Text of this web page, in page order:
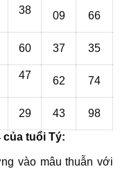
38 09 66
60 37 35
47 62 74
29 43
98
của tuổi Tý:
vào mâu thuẫn với